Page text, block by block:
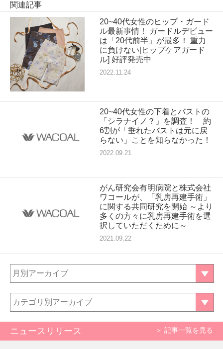
関連記事
20~40代女性のヒップ・ガード
ル最新事情！ ガードルデビュー
は「20代前半」が最多！ 重力
に負けない[ヒップケアガード
ル] 好評発売中
2022.11.24
20~40代女性の下着とバストの
「シラナイノ？」を調査！ 約
6割が「垂れたバストは元に戻
らない」ことを知らなかった！
2022.09.21
がん研究会有明病院と株式会社
ワコールが、「乳房再建手術」
に関する共同研究を開始 ～より
多くの方々に乳房再建手術を選
択していただくために～
2021.09.22
月別アーカイブ
カテゴリ別アーカイブ
ニュースリリース ＞ 記事一覧を見る